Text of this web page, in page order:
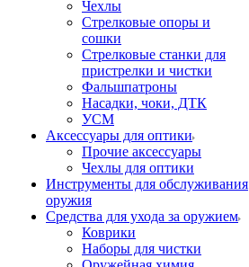
Чехлы
Стрелковые опоры и
сошки
Стрелковые станки для
пристрелки и чистки
Фальшпатроны
Насадки, чоки, ДТК
УСМ
Аксессуары для оптики
Прочие аксессуары
Чехлы для оптики
Инструменты для обслуживания
оружия
Средства для ухода за оружием
Коврики
Наборы для чистки